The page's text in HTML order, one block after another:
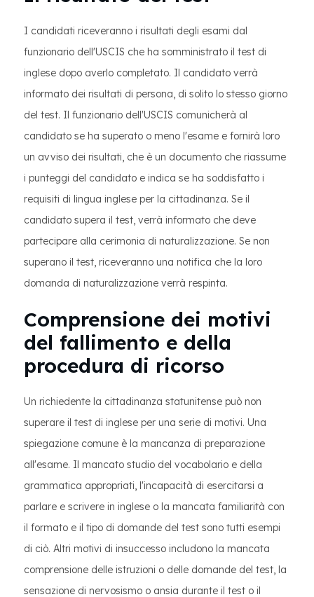
I candidati riceveranno i risultati degli esami dal
funzionario dell'USCIS che ha somministrato il test di
inglese dopo averlo completato. Il candidato verrà
informato dei risultati di persona, di solito lo stesso giorno
del test. Il funzionario dell'USCIS comunicherà al
candidato se ha superato o meno l'esame e fornirà loro
un avviso dei risultati, che è un documento che riassume
i punteggi del candidato e indica se ha soddisfatto i
requisiti di lingua inglese per la cittadinanza. Se il
candidato supera il test, verrà informato che deve
partecipare alla cerimonia di naturalizzazione. Se non
superano il test, riceveranno una notifica che la loro
domanda di naturalizzazione verrà respinta.
Comprensione dei motivi
del fallimento e della
procedura di ricorso
Un richiedente la cittadinanza statunitense può non
superare il test di inglese per una serie di motivi. Una
spiegazione comune è la mancanza di preparazione
all'esame. Il mancato studio del vocabolario e della
grammatica appropriati, l'incapacità di esercitarsi a
parlare e scrivere in inglese o la mancata familiarità con
il formato e il tipo di domande del test sono tutti esempi
di ciò. Altri motivi di insuccesso includono la mancata
comprensione delle istruzioni o delle domande del test, la
sensazione di nervosismo o ansia durante il test o il